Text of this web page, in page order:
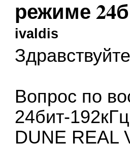
режиме
ivaldis
Вопрос по
24бит-192кГц
DUNE REAL